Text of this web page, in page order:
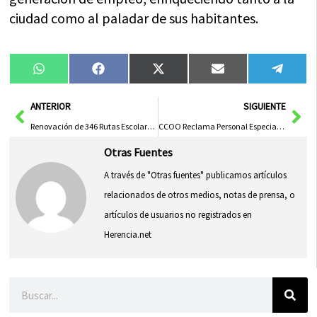
ciudad como al paladar de sus habitantes.
Compartir
en
WhatsAppCompartir
en
FacebookCompartir
en
X
(Twitter)
Compartir
en
Email
en
AntANTERIOR
Renovación de 346 Rutas Escolares y Ampliación de Ayudas en Transporte para Centros de Educación Especial Concertados
SIGUIENTE
CCOO Reclama Personal Especializado para Necesidades Educativas en el Martínez Parra
Otras Fuentes
A través de "Otras fuentes" publicamos artículos
relacionados de otros medios, notas de prensa, o
artículos de usuarios no registrados en
Herencia.net